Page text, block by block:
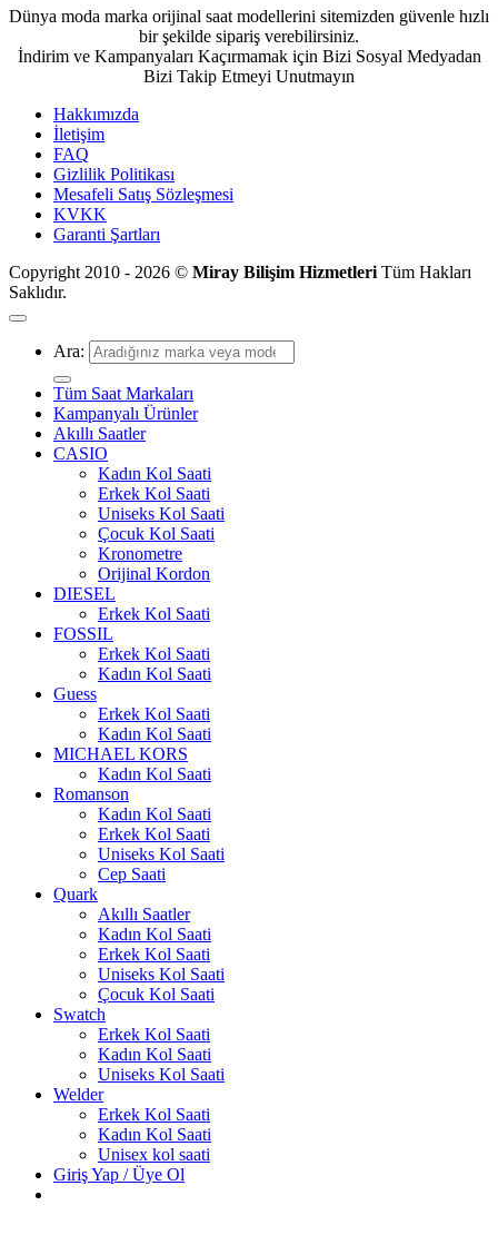
Dünya moda marka orijinal saat modellerini sitemizden güvenle hızlı
bir şekilde sipariş verebilirsiniz.
İndirim ve Kampanyaları Kaçırmamak için Bizi Sosyal Medyadan
Bizi Takip Etmeyi Unutmayın
Hakkımızda
İletişim
FAQ
Gizlilik Politikası
Mesafeli Satış Sözleşmesi
KVKK
Garanti Şartları
Copyright 2010 - 2026 © Miray Bilişim Hizmetleri Tüm Hakları
Saklıdır.
Ara:
Tüm Saat Markaları
Kampanyalı Ürünler
Akıllı Saatler
CASIO
Kadın Kol Saati
Erkek Kol Saati
Uniseks Kol Saati
Çocuk Kol Saati
Kronometre
Orijinal Kordon
DIESEL
Erkek Kol Saati
FOSSIL
Erkek Kol Saati
Kadın Kol Saati
Guess
Erkek Kol Saati
Kadın Kol Saati
MICHAEL KORS
Kadın Kol Saati
Romanson
Kadın Kol Saati
Erkek Kol Saati
Uniseks Kol Saati
Cep Saati
Quark
Akıllı Saatler
Kadın Kol Saati
Erkek Kol Saati
Uniseks Kol Saati
Çocuk Kol Saati
Swatch
Erkek Kol Saati
Kadın Kol Saati
Uniseks Kol Saati
Welder
Erkek Kol Saati
Kadın Kol Saati
Unisex kol saati
Giriş Yap / Üye Ol